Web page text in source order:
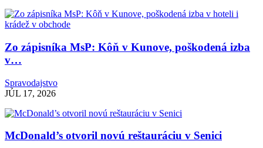
Zo zápisníka MsP: Kôň v Kunove, poškodená izba
v…
Spravodajstvo
JÚL 17, 2026
McDonald’s otvoril novú reštauráciu v Senici